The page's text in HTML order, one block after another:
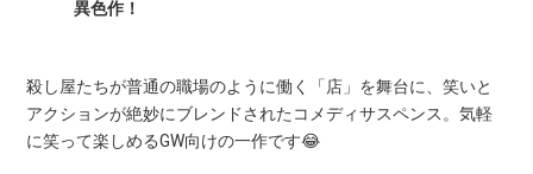
異色作！
殺し屋たちが普通の職場のように働く「店」を舞台に、笑いと
アクションが絶妙にブレンドされたコメディサスペンス。気軽
に笑って楽しめるGW向けの一作です😂